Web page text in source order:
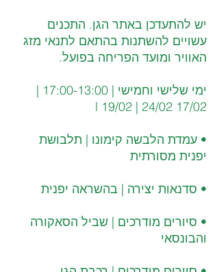
יש להתעדכן באתר הגן. התכנים
עשויים להשתנות בהתאם לתנאי מזג
האוויר ומועד הפריחה בפועל.
ימי שלישי וחמישי | 17:00-13:00 |
17/02 l 19/02 | 24/02
• עמדת הלבשה קימונו | תלבושת
יפנית מסורתית
• סדנאות יצירה | בהשראה יפנית
• סיורים מודרכים | שביל הסאקורה
והבונסאי